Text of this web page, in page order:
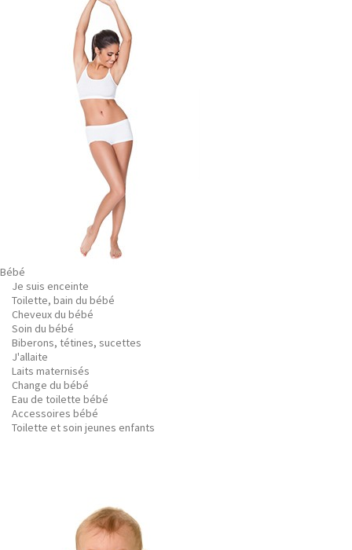
Bébé
Je suis enceinte
Toilette, bain du bébé
Cheveux du bébé
Soin du bébé
Biberons, tétines, sucettes
J'allaite
Laits maternisés
Change du bébé
Eau de toilette bébé
Accessoires bébé
Toilette et soin jeunes enfants